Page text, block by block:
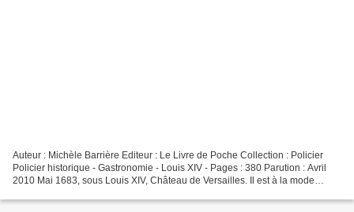
Auteur : Michèle Barrière Editeur : Le Livre de Poche Collection : Policier
Policier historique - Gastronomie - Louis XIV - Pages : 380 Parution : Avril
2010 Mai 1683, sous Louis XIV, Château de Versailles. Il est à la mode